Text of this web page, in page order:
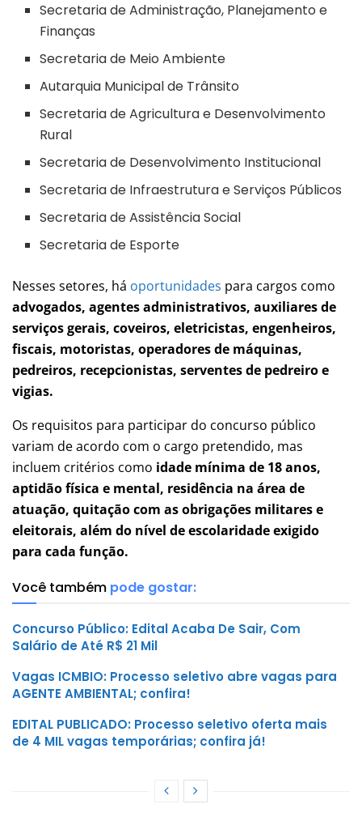
Secretaria de Administração, Planejamento e
Finanças
Secretaria de Meio Ambiente
Autarquia Municipal de Trânsito
Secretaria de Agricultura e Desenvolvimento
Rural
Secretaria de Desenvolvimento Institucional
Secretaria de Infraestrutura e Serviços Públicos
Secretaria de Assistência Social
Secretaria de Esporte
Nesses setores, há oportunidades para cargos como
advogados, agentes administrativos, auxiliares de
serviços gerais, coveiros, eletricistas, engenheiros,
fiscais, motoristas, operadores de máquinas,
pedreiros, recepcionistas, serventes de pedreiro e
vigias.
Os requisitos para participar do concurso público
variam de acordo com o cargo pretendido, mas
incluem critérios como idade mínima de 18 anos,
aptidão física e mental, residência na área de
atuação, quitação com as obrigações militares e
eleitorais, além do nível de escolaridade exigido
para cada função.
Você também pode gostar:
Concurso Público: Edital Acaba De Sair, Com
Salário de Até R$ 21 Mil
Vagas ICMBIO: Processo seletivo abre vagas para
AGENTE AMBIENTAL; confira!
EDITAL PUBLICADO: Processo seletivo oferta mais
de 4 MIL vagas temporárias; confira já!